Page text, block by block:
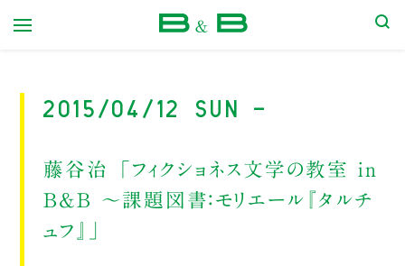
2015/04/12 Sun -
藤谷治 「フィクショネス文学の教室 in
B&B 〜課題図書：モリエール『タルチ
ュフ』」